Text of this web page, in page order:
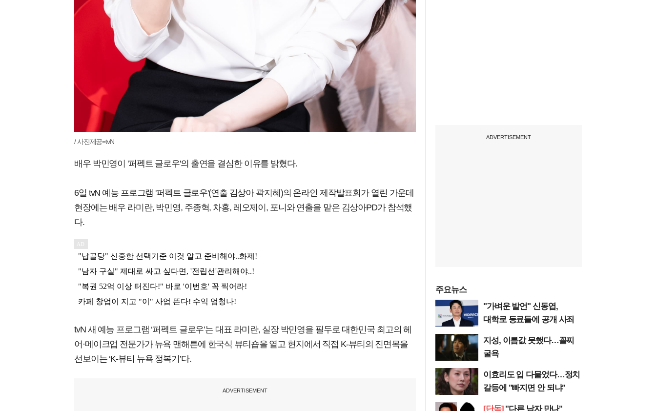
/ 사진제공=tvN
배우 박민영이 '퍼펙트 글로우'의 출연을 결심한 이유를 밝혔다.
6일 tvN 예능 프로그램 '퍼펙트 글로우'(연출 김상아 곽지혜)의 온라인 제작발표회가 열린 가운데
현장에는 배우 라미란, 박민영, 주종혁, 차홍, 레오제이, 포니와 연출을 맡은 김상아PD가 참석했
다.
tvN 새 예능 프로그램 ‘퍼펙트 글로우’는 대표 라미란, 실장 박민영을 필두로 대한민국 최고의 헤
어·메이크업 전문가가 뉴욕 맨해튼에 한국식 뷰티숍을 열고 현지에서 직접 K-뷰티의 진면목을
선보이는 ‘K-뷰티 뉴욕 정복기’다.
ADVERTISEMENT
ADVERTISEMENT
주요뉴스
"가벼운 발언" 신동엽,
대학로 동료들에 공개 사죄
지성, 이름값 못했다…꼴찌
굴욕
이효리도 입 다물었다…정치
갈등에 "빠지면 안 되냐"
[단독]"다른 남자 만나"